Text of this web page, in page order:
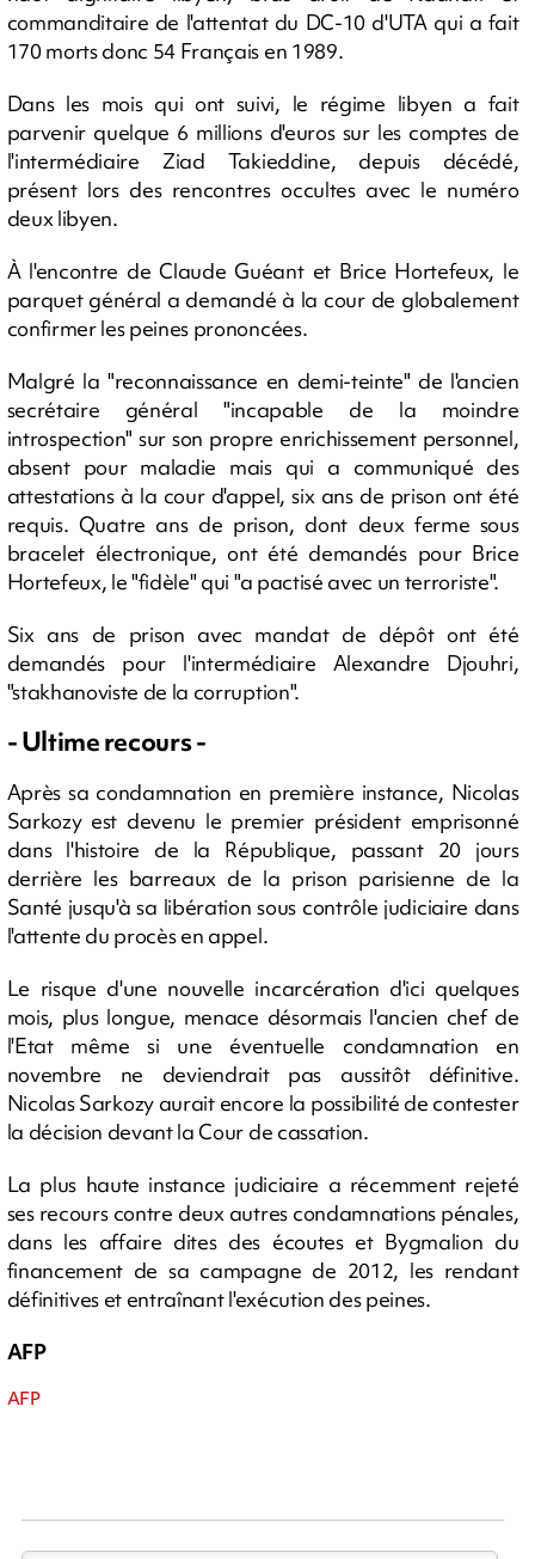
commanditaire de l'attentat du DC-10 d'UTA qui a fait
170 morts donc 54 Français en 1989.
Dans les mois qui ont suivi, le régime libyen a fait
parvenir quelque 6 millions d'euros sur les comptes de
l'intermédiaire Ziad Takieddine, depuis décédé,
présent lors des rencontres occultes avec le numéro
deux libyen.
À l'encontre de Claude Guéant et Brice Hortefeux, le
parquet général a demandé à la cour de globalement
confirmer les peines prononcées.
Malgré la "reconnaissance en demi-teinte" de l'ancien
secrétaire général "incapable de la moindre
introspection" sur son propre enrichissement personnel,
absent pour maladie mais qui a communiqué des
attestations à la cour d'appel, six ans de prison ont été
requis. Quatre ans de prison, dont deux ferme sous
bracelet électronique, ont été demandés pour Brice
Hortefeux, le "fidèle" qui "a pactisé avec un terroriste".
Six ans de prison avec mandat de dépôt ont été
demandés pour l'intermédiaire Alexandre Djouhri,
"stakhanoviste de la corruption".
- Ultime recours -
Après sa condamnation en première instance, Nicolas
Sarkozy est devenu le premier président emprisonné
dans l'histoire de la République, passant 20 jours
derrière les barreaux de la prison parisienne de la
Santé jusqu'à sa libération sous contrôle judiciaire dans
l'attente du procès en appel.
Le risque d'une nouvelle incarcération d'ici quelques
mois, plus longue, menace désormais l'ancien chef de
l'Etat même si une éventuelle condamnation en
novembre ne deviendrait pas aussitôt définitive.
Nicolas Sarkozy aurait encore la possibilité de contester
la décision devant la Cour de cassation.
La plus haute instance judiciaire a récemment rejeté
ses recours contre deux autres condamnations pénales,
dans les affaire dites des écoutes et Bygmalion du
financement de sa campagne de 2012, les rendant
définitives et entraînant l'exécution des peines.
AFP
AFP